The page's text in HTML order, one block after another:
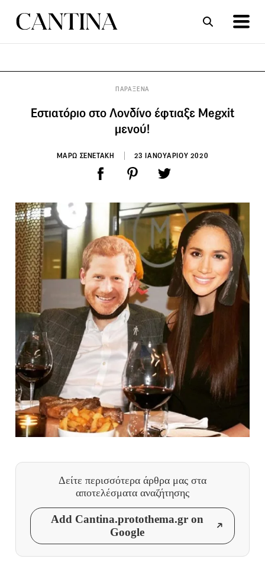
ΠΑΡΑΞΕΝΑ
Εστιατόριο στο Λονδίνο έφτιαξε Megxit
μενού!
ΜΑΡΩ ΣΕΝΕΤΑΚΗ 23 ΙΑΝΟΥΑΡΙΟΥ 2020
Δείτε περισσότερα άρθρα μας στα
αποτελέσματα αναζήτησης
Add Cantina.protothema.gr on
Google